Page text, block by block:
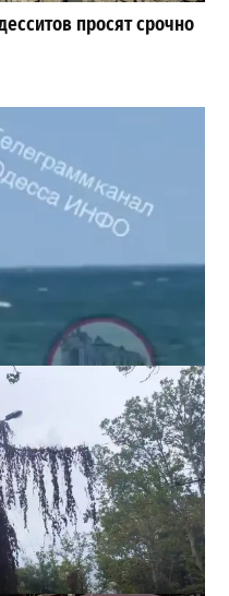
просят срочно
на матрасе и
2